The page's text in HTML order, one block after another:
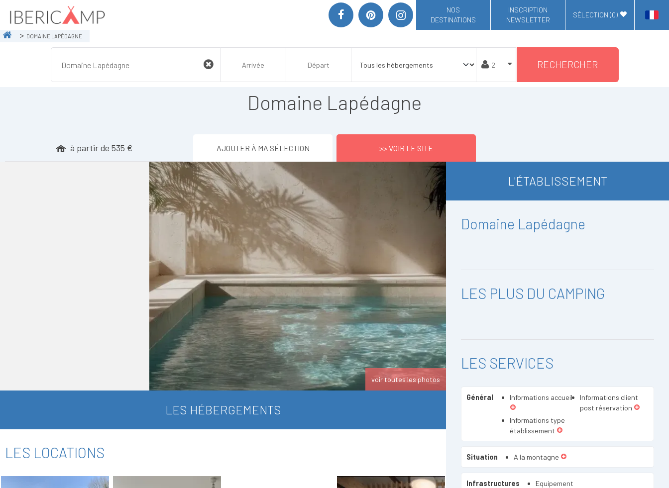
NOS
DESTINATIONS
INSCRIPTION
NEWSLETTER
SÉLECTION (0)
DOMAINE LAPÉDAGNE
RECHERCHER
Domaine Lapédagne
à partir de 535 € AJOUTER À MA SÉLECTION >> VOIR LE SITE
voir toutes les photos
LES HÉBERGEMENTS
LES LOCATIONS
L'ÉTABLISSEMENT
Domaine Lapédagne
LES PLUS DU CAMPING
LES SERVICES
Général Informations accueil
Informations client
post réservation
Informations type
établissement
Situation A la montagne
Infrastructures
Equipement